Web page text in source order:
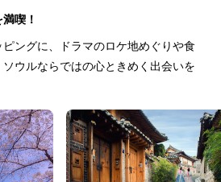
喫！
ングに、ドラマのロケ地めぐりや食
ウルならではの心ときめく出会いを